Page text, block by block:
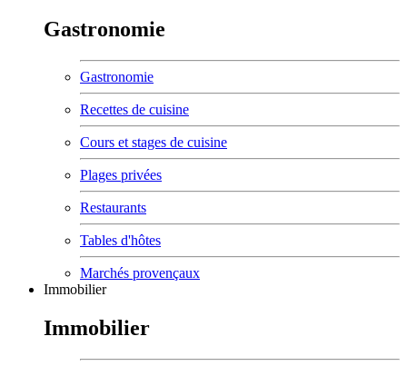
Gastronomie
Gastronomie
Recettes de cuisine
Cours et stages de cuisine
Plages privées
Restaurants
Tables d'hôtes
Marchés provençaux
Immobilier
Immobilier